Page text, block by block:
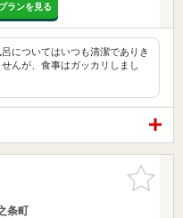
ランを見る
についてはいつも清潔でありき
んが、食事はガッカリしまし
お気に入
りに追加
条町